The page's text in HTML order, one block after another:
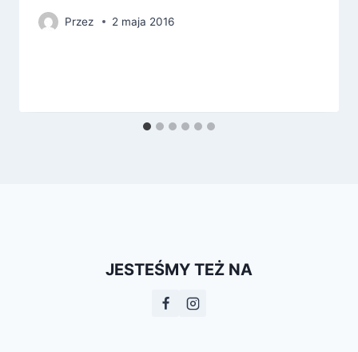
Przez 2 maja 2016
JESTEŚMY TEŻ NA